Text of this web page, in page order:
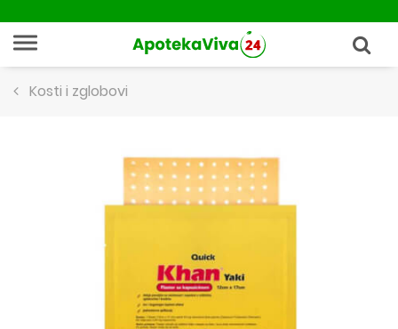
Kosti i zglobovi